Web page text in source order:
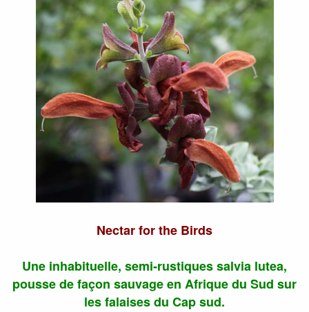
Nectar for the Birds
Une inhabituelle, semi-rustiques salvia lutea,
pousse de façon sauvage en Afrique du Sud sur
les falaises du Cap sud.